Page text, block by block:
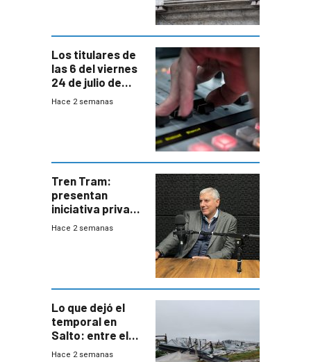
Los titulares de
las 6 del viernes
24 de julio de
2026
Hace 2 semanas
Tren Tram:
presentan
iniciativa privada
para una red de
Hace 2 semanas
Lo que dejó el
temporal en
Salto: entre el
impacto
Hace 2 semanas